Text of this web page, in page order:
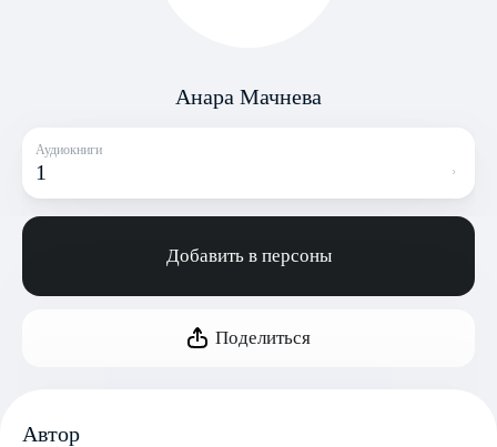
Анара Мачнева
Аудиокниги
1
Добавить в персоны
Поделиться
Автор